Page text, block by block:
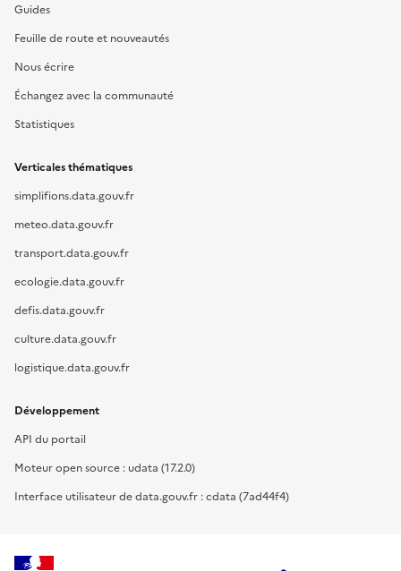
Guides
Feuille de route et nouveautés
Nous écrire
Échangez avec la communauté
Statistiques
Verticales thématiques
simplifions.data.gouv.fr
meteo.data.gouv.fr
transport.data.gouv.fr
ecologie.data.gouv.fr
defis.data.gouv.fr
culture.data.gouv.fr
logistique.data.gouv.fr
Développement
API du portail
Moteur open source : udata (17.2.0)
Interface utilisateur de data.gouv.fr : cdata (7ad44f4)